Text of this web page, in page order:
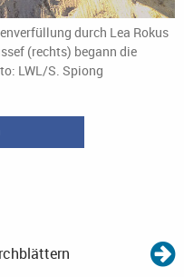
durch Lea Rokus
(rechts) begann die
LWL/S. Spiong